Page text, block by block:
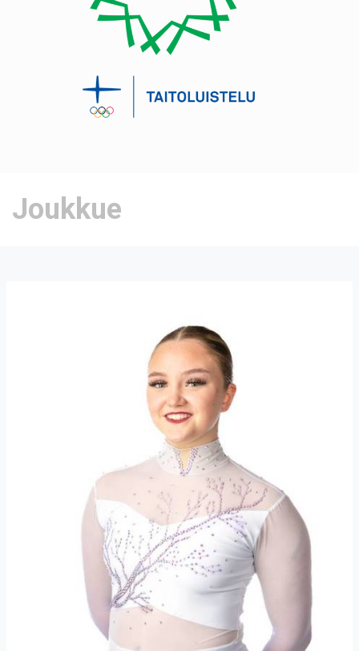
Joukkue